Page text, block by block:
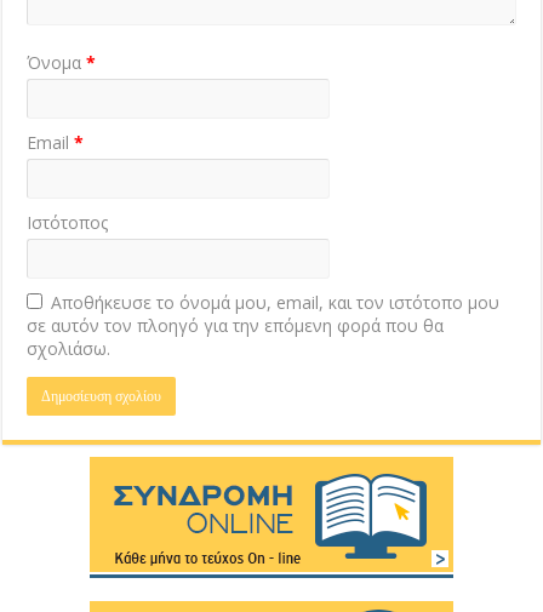
Όνομα*
Email*
Ιστότοπος
Αποθήκευσε το όνομά μου, email, και τον ιστότοπο μου
σε αυτόν τον πλοηγό για την επόμενη φορά που θα
σχολιάσω.